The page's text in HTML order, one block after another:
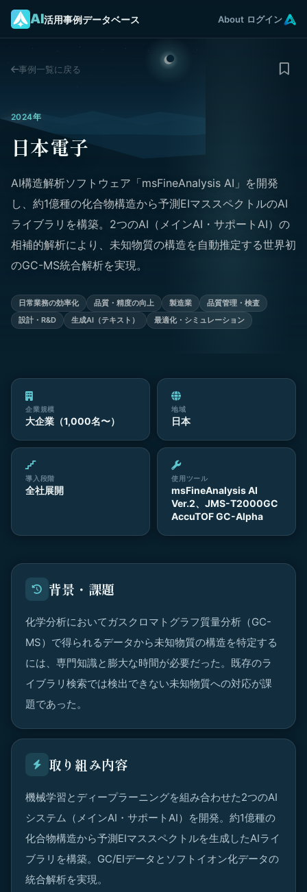
AI活用事例データベース About ログイン
事例一覧に戻る
2024年
日本電子
AI構造解析ソフトウェア「msFineAnalysis AI」を開発
し、約1億種の化合物構造から予測EIマススペクトルのAI
ライブラリを構築。2つのAI（メインAI・サポートAI）の
相補的解析により、未知物質の構造を自動推定する世界初
のGC-MS統合解析を実現。
日常業務の効率化 品質・精度の向上 製造業
品質管理・検査
設計・R&D
生成AI（テキスト） 最適化・シミュレーション
企業規模
大企業（1,000名〜）
地域
日本
導入段階
全社展開
使用ツール
msFineAnalysis AI
Ver.2、JMS-T2000GC
AccuTOF GC-Alpha
背景・課題
化学分析においてガスクロマトグラフ質量分析（GC-
MS）で得られるデータから未知物質の構造を特定する
には、専門知識と膨大な時間が必要だった。既存のラ
イブラリ検索では検出できない未知物質への対応が課
題であった。
取り組み内容
機械学習とディープラーニングを組み合わせた2つのAI
システム（メインAI・サポートAI）を開発。約1億種の
化合物構造から予測EIマススペクトルを生成したAIライ
ブラリを構築。GC/EIデータとソフトイオン化データの
統合解析を実現。